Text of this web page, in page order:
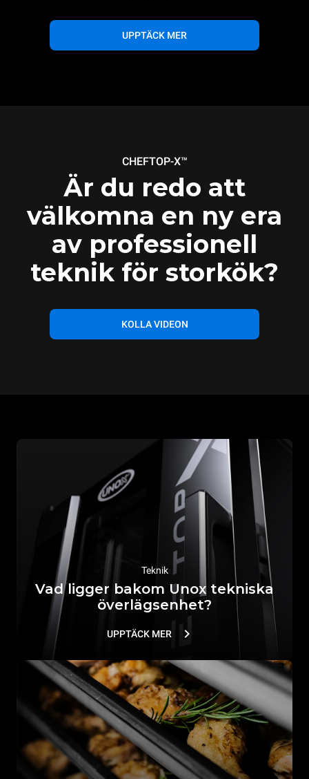
UPPTÄCK MER
CHEFTOP-X™
Är du redo att
välkomna en ny era
av professionell
teknik för storkök?
KOLLA VIDEON
Teknik
Vad ligger bakom Unox tekniska
överlägsenhet?
UPPTÄCK MER